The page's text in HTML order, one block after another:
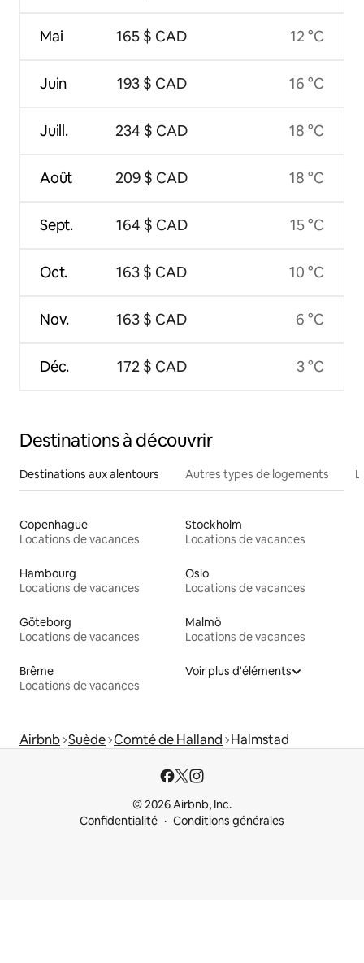
Mai
Juin
Juill.
Août
Sept.
Oct.
Nov.
Déc.
165 $ CAD
193 $ CAD
234 $ CAD
209 $ CAD
164 $ CAD
163 $ CAD
163 $ CAD
172 $ CAD
12 °C
16 °C
18 °C
18 °C
15 °C
10 °C
6 °C
3 °C
Destinations à découvrir
Destinations aux alentours Autres types de logements
Copenhague
Locations de vacances
Stockholm
Locations de vacances
Hambourg
Locations de vacances
Oslo
Locations de vacances
Göteborg
Locations de vacances
Malmö
Locations de vacances
Brême
Locations de vacances
Voir plus d'éléments
Airbnb Suède Comté de Halland Halmstad
© 2026 Airbnb, Inc.
Confidentialité
Conditions générales